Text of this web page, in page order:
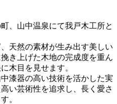
、山中温泉にて我戸木工所と
天然の素材が生み出す美しい
き上げた木地の完成度を重ん
木目を見せます。
漆器の高い技術を活かした実
い芸術性を追求し、長く愛さ
。